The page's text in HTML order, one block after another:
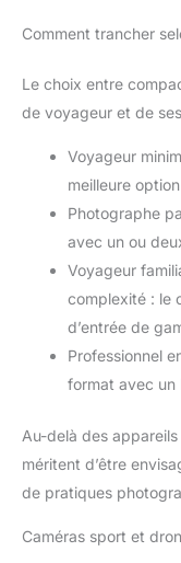
Comment trancher
Le choix entre
de voyageur et de
Voyageur
meilleure option
Photographe
avec un ou
Voyageur
complexité : le
d’entrée de
Professionnel
format avec
Au-delà des
méritent d’être
de pratiques
Caméras sport et